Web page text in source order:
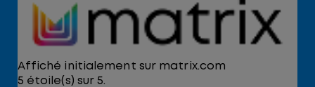
Affiché initialement sur matrix.com
5 étoile(s) sur 5.